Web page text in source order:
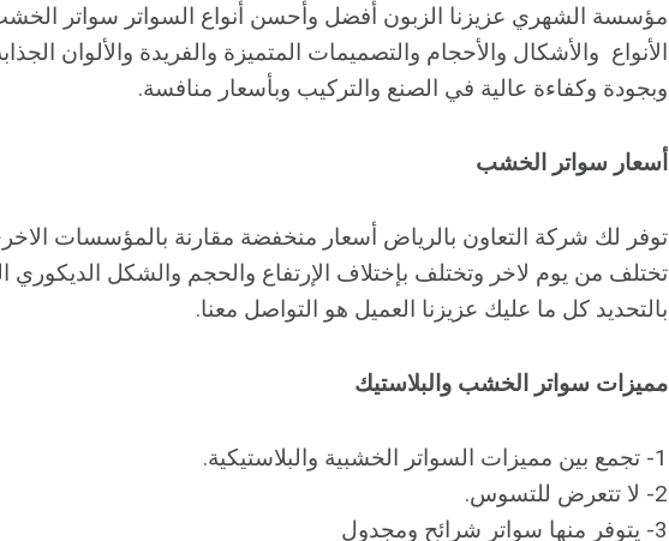
مؤسسة الشهري عزيزنا الزبون أفضل وأحسن أنواع السواتر سواتر
الأنواع والأشكال والأحجام والتصميمات المتميزة والفريدة والألوان
وبجودة وكفاءة عالية في الصنع والتركيب وبأسعار منافسة.
أسعار سواتر الخشب
توفر لك شركة التعاون بالرياض أسعار منخفضة مقارنة بالمؤسسات
تختلف من يوم لاخر وتختلف بإختلاف الإرتفاع والحجم والشكل الديكوري
بالتحديد كل ما عليك عزيزنا العميل هو التواصل معنا.
مميزات سواتر الخشب والبلاستيك
1- تجمع بين مميزات السواتر الخشبية والبلاستيكية.
2- لا تتعرض للتسوس.
3- يتوفر منها سواتر شرائح ومجدول